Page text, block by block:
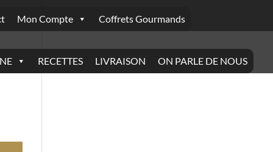
Mon Compte Coffrets Gourmands
RECETTES LIVRAISON ON PARLE DE NOUS